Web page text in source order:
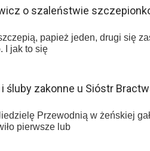
o szaleństwie
papież jeden, drugi się
I jak to się
i śluby zakonne u Sióstr
Przewodnią w żeńskiej
pierwsze lub